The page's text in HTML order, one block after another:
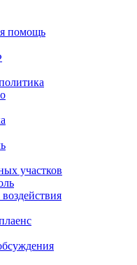
помощь
участков